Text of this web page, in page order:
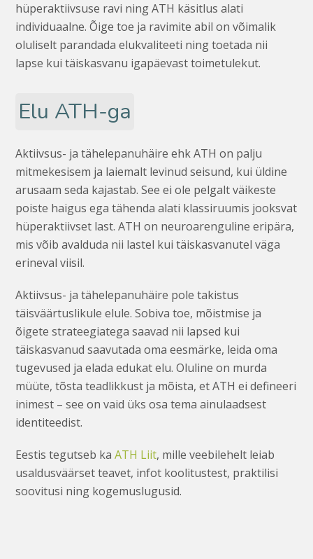
hüperaktiivsuse ravi ning ATH käsitlus alati
individuaalne. Õige toe ja ravimite abil on võimalik
oluliselt parandada elukvaliteeti ning toetada nii
lapse kui täiskasvanu igapäevast toimetulekut.
Elu ATH-ga
Aktiivsus- ja tähelepanuhäire ehk ATH on palju
mitmekesisem ja laiemalt levinud seisund, kui üldine
arusaam seda kajastab. See ei ole pelgalt väikeste
poiste haigus ega tähenda alati klassiruumis jooksvat
hüperaktiivset last. ATH on neuroarenguline eripära,
mis võib avalduda nii lastel kui täiskasvanutel väga
erineval viisil.
Aktiivsus- ja tähelepanuhäire pole takistus
täisväärtuslikule elule. Sobiva toe, mõistmise ja
õigete strateegiatega saavad nii lapsed kui
täiskasvanud saavutada oma eesmärke, leida oma
tugevused ja elada edukat elu. Oluline on murda
müüte, tõsta teadlikkust ja mõista, et ATH ei defineeri
inimest – see on vaid üks osa tema ainulaadsest
identiteedist.
Eestis tegutseb kaATH Liit, mille veebilehelt leiab
usaldusväärset teavet, infot koolitustest, praktilisi
soovitusi ning kogemuslugusid.